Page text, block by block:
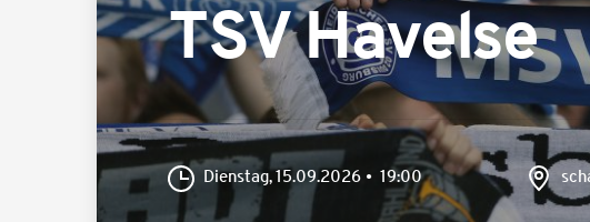
TSV Havelse
Dienstag, 15.09.2026 19:00